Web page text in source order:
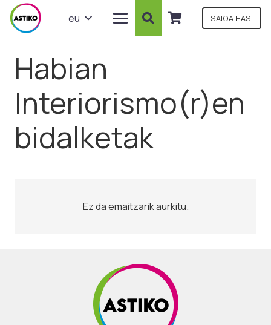
eu SAIOA HASI
Habian
Interiorismo(r)en
bidalketak
Ez da emaitzarik aurkitu.